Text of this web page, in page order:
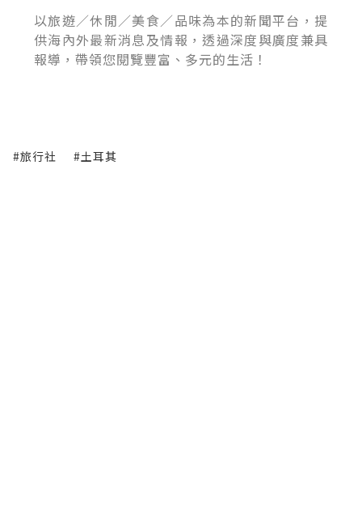
以旅遊／休閒／美食／品味為本的新聞平台，提
供海內外最新消息及情報，透過深度與廣度兼具
報導，帶領您閱覽豐富、多元的生活！
#旅行社 #土耳其